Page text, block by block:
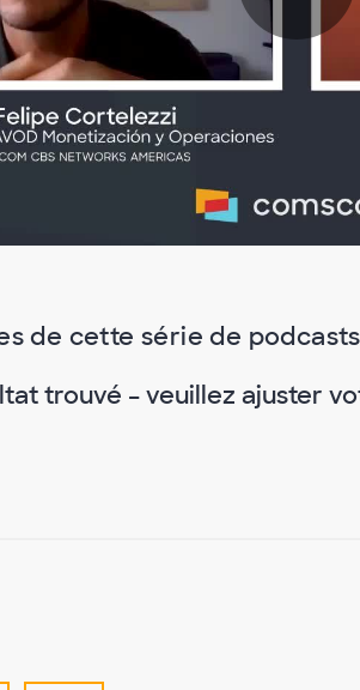
de cette série de podcasts
trouvé – veuillez ajuster